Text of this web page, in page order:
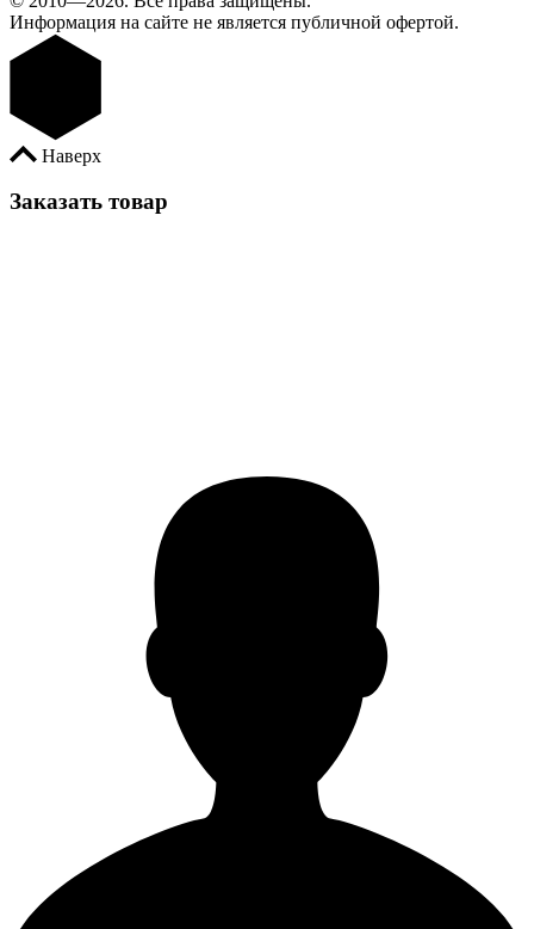
Информация на сайте не является публичной офертой.
Наверх
Заказать товар